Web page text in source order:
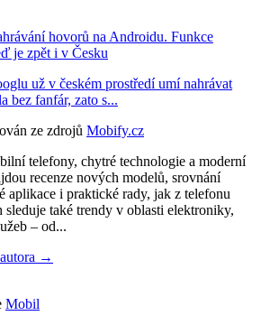
hovorů na Androidu. Funkce
je zpět i v Česku
už v českém prostředí umí nahrávat
bez fanfár, zato s...
ze zdrojů Mobify.cz
telefony, chytré technologie a moderní
recenze nových modelů, srovnání
aplikace i praktické rady, jak z telefonu
sleduje také trendy v oblasti elektroniky,
– od...
→
Mobil